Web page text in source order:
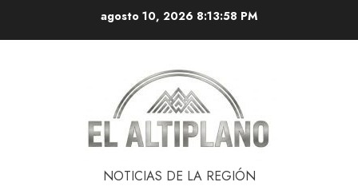
agosto 10, 2026 8:13:58 PM
NOTICIAS DE LA REGIÓN